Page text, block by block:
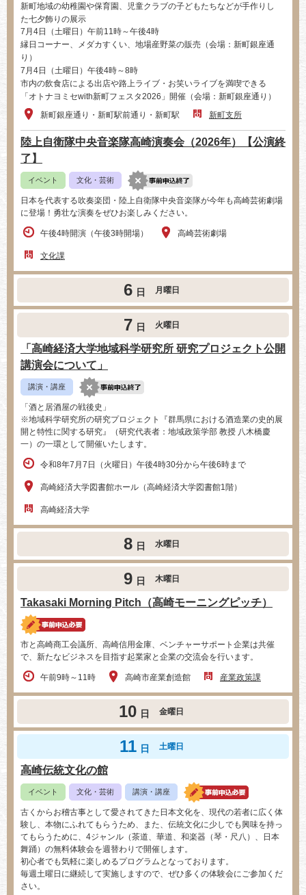
新町地域の幼稚園や保育園、児童クラブの子どもたちなどが手作りし
た七夕飾りの展示
7月4日（土曜日）午前11時～午後4時
縁日コーナー、メダカすくい、地場産野菜の販売（会場：新町銀座通
り）
7月4日（土曜日）午後4時～8時
市内の飲食店による出店や路上ライブ・お笑いライブを満喫できる
「オトナヨミセwith新町フェスタ2026」開催（会場：新町銀座通り）
新町銀座通り・新町駅前通り・新町駅
新町支所
陸上自衛隊中央音楽隊高崎演奏会（2026年）【公演終
了】
イベント 文化・芸術
日本を代表する吹奏楽団・陸上自衛隊中央音楽隊が今年も高崎芸術劇場
に登場！勇壮な演奏をぜひお楽しみください。
午後4時開演（午後3時開場） 高崎芸術劇場
文化課
6 日 月曜日
7 日 火曜日
「高崎経済大学地域科学研究所 研究プロジェクト公開
講演会について」
講演・講座
「酒と居酒屋の戦後史」
※地域科学研究所の研究プロジェクト『群馬県における酒造業の史的展
開と特性に関する研究』（研究代表者：地域政策学部 教授 八木橋慶
一）の一環として開催いたします。
令和8年7月7日（火曜日）午後4時30分から午後6時まで
高崎経済大学図書館ホール（高崎経済大学図書館1階）
高崎経済大学
8 日 水曜日
9 日 木曜日
Takasaki Morning Pitch（高崎モーニングピッチ）
市と高崎商工会議所、高崎信用金庫、ベンチャーサポート企業は共催
で、新たなビジネスを目指す起業家と企業の交流会を行います。
午前9時～11時 高崎市産業創造館 産業政策課
10 日 金曜日
11 日 土曜日
高崎伝統文化の館
イベント 文化・芸術 講演・講座
古くからお稽古事として愛されてきた日本文化を、現代の若者に広く体
験し、本物にふれてもらうため、また、伝統文化に少しでも興味を持っ
てもらうために、4ジャンル（茶道、華道、和楽器（琴・尺八）、日本
舞踊）の無料体験会を週替わりで開催します。
初心者でも気軽に楽しめるプログラムとなっております。
毎週土曜日に継続して実施しますので、ぜひ多くの体験会にご参加くだ
さい。